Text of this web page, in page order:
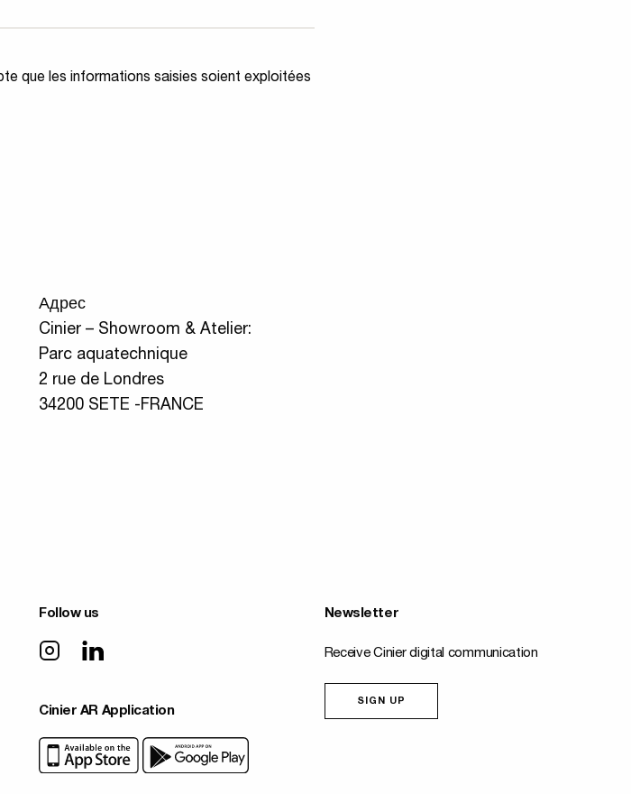
que les informations saisies soient exploitées
Адрес
Cinier – Showroom & Atelier:
Parc aquatechnique
2 rue de Londres
34200 SETE -FRANCE
Follow us
Cinier AR Application
Newsletter
Receive Cinier digital communication
SIGN UP